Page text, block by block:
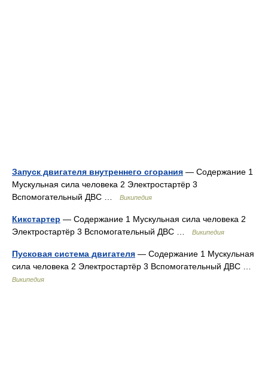
Запуск двигателя внутреннего сгорания — Содержание 1
Мускульная сила человека 2 Электростартёр 3
Вспомогательный ДВС …
Википедия
Кикстартер — Содержание 1 Мускульная сила человека 2
Электростартёр 3 Вспомогательный ДВС …
Википедия
Пусковая система двигателя — Содержание 1 Мускульная
сила человека 2 Электростартёр 3 Вспомогательный ДВС …
Википедия